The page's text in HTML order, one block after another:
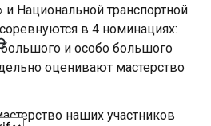
и Национальной транспортной
в 4 номинациях:
большого и особо большого
оценивают мастерство
наших участников